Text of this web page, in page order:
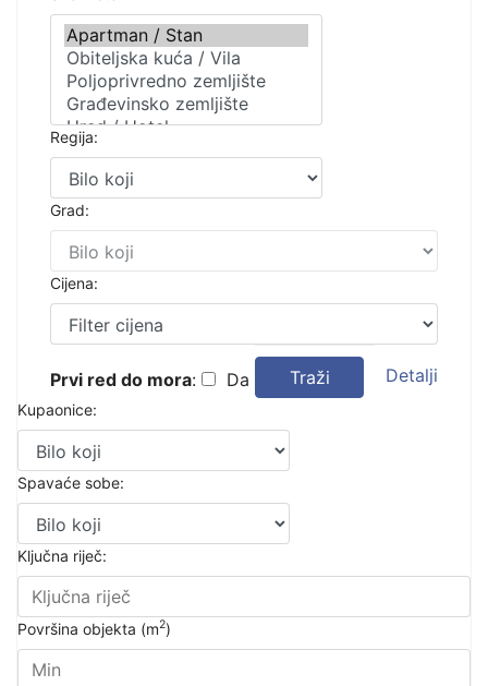
Regija:
Grad:
Cijena:
Prvi red do mora: Da Traži Detalji
Kupaonice:
Spavaće sobe:
Ključna riječ:
Površina objekta (m2)